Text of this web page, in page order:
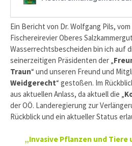
Ein Bericht von Dr. Wolfgang Pils, vom
Fischereirevier Oberes
Wasserrechtsbescheiden bin ich auf
seinerzeitigen Präsidenten der „
Traun“ und unseren Freund und
Weidgerecht“ gestoßen. Im
aus aktuellen Anlass, da aktuell die „
der OÖ. Landeregierung zur
Rückblick und ein aktueller Status
„Invasive Pflanzen und Tiere